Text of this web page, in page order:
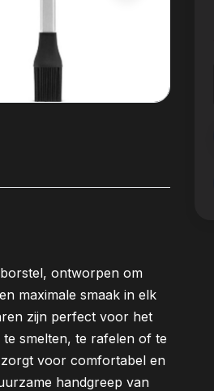
ontworpen om
maximale smaak in elk
zijn perfect voor het
smelten, te rafelen of te
voor comfortabel en
handgreep van